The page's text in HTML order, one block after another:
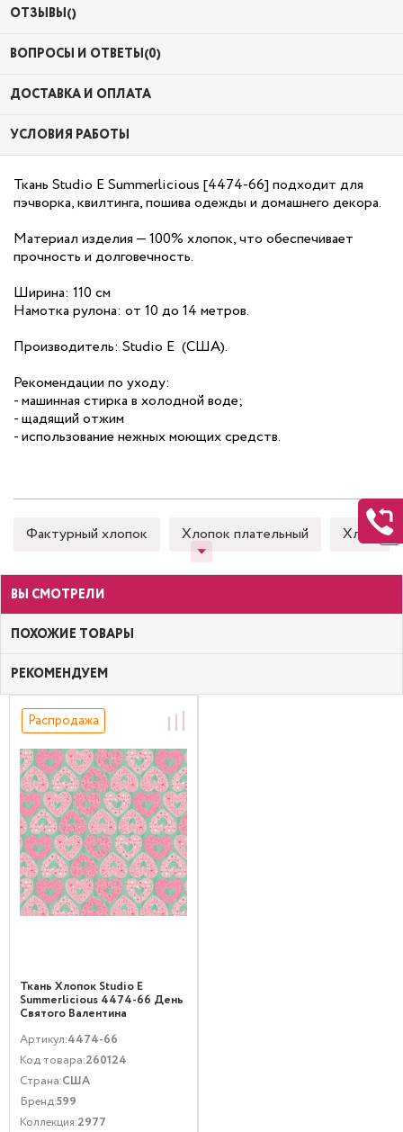
ОТЗЫВЫ()
ВОПРОСЫ И ОТВЕТЫ(0)
ДОСТАВКА И ОПЛАТА
УСЛОВИЯ РАБОТЫ
Ткань Studio E Summerlicious [4474-66] подходит для
пэчворка, квилтинга, пошива одежды и домашнего декора.
Материал изделия — 100% хлопок, что обеспечивает
прочность и долговечность.
Ширина: 110 см
Намотка рулона: от 10 до 14 метров.
Производитель: Studio E (США).
Рекомендации по уходу:
- машинная стирка в холодной воде;
- щадящий отжим
- использование нежных моющих средств.
Фактурный хлопок Хлопок плательный Хлопок
ВЫ СМОТРЕЛИ
ПОХОЖИЕ ТОВАРЫ
РЕКОМЕНДУЕМ
Распродажа
Ткань Хлопок Studio E
Summerlicious 4474-66 День
Святого Валентина
Артикул:4474-66
Код товара:260124
Страна:США
Бренд:599
Коллекция:2977